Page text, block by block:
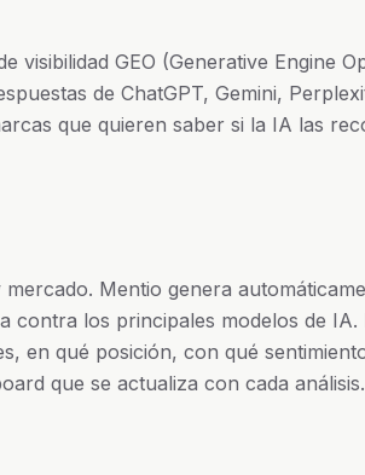
visibilidad GEO (Generative Engine
de ChatGPT, Gemini,
que quieren saber si la IA las
Mentio genera
contra los principales modelos de IA.
en qué posición, con qué
que se actualiza con cada análisis.